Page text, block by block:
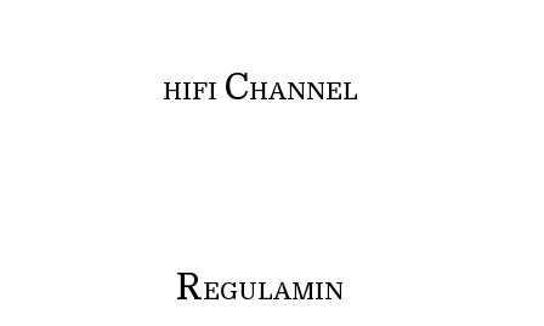
HIFI CHANNEL
REGULAMIN